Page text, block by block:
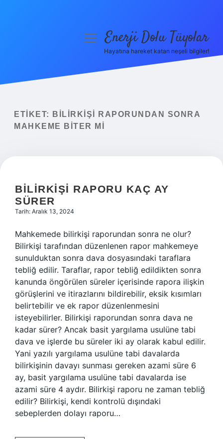
Yasal Uyarı
menüyüEnerji Dolu Tüyolar
Hayatına hareket katan neşeli bilgiler!
ETIKET:
BILIRKIŞI RAPORUNDAN SONRA
MAHKEME BITER MI
BILIRKIŞI RAPORU KAÇ AY
SÜRER
Tarih: Aralık 13, 2024
Mahkemede bilirkişi raporundan sonra ne olur?
Bilirkişi tarafından düzenlenen rapor mahkemeye
sunulduktan sonra dava dosyasındaki taraflara
tebliğ edilir. Taraflar, rapor tebliğ edildikten sonra
kanunda öngörülen süreler içerisinde rapora ilişkin
görüşlerini ve itirazlarını bildirebilir, eksik kısımları
belirtebilir ve ek rapor düzenlenmesini
isteyebilirler. Bilirkişi raporundan sonra dava ne
kadar sürer? Ancak basit yargılama usulüne tabi
dava ve işlerde bu süreler iki ay olarak kabul edilir.
Yani yazılı yargılama usulüne tabi davalarda
bilirkişinin davayı sunması gereken azami süre 6
ay, basit yargılama usulüne tabi davalarda ise
azami süre 4 aydır. Bilirkişi raporu ne zaman tebliğ
edilir? Bilirkişi, kendi kontrolü dışındaki
sebeplerden dolayı raporu…